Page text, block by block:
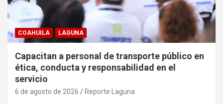
COAHUILA LAGUNA
Capacitan a personal de transporte público en
ética, conducta y responsabilidad en el
servicio
6 de agosto de 2026 Reporte Laguna